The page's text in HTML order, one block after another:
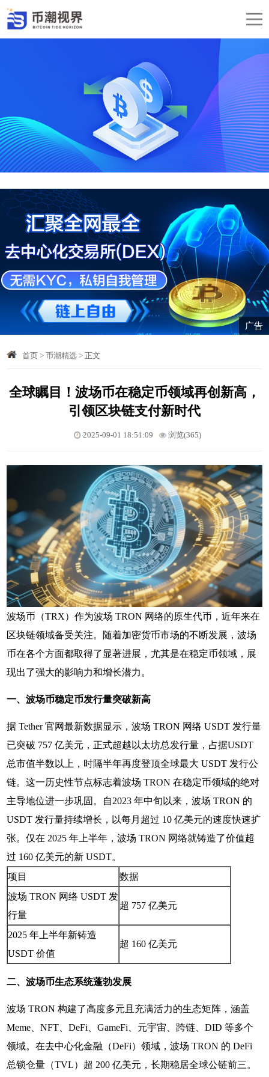
广告
首页> 币潮精选> 正文
全球瞩目！波场币在稳定币领域再创新高，
引领区块链支付新时代
2025-09-01 18:51:09 浏览(365)
波场币（TRX）作为波场 TRON 网络的原生代币，近年来在
区块链领域备受关注。随着加密货币市场的不断发展，波场
币在各个方面都取得了显著进展，尤其是在稳定币领域，展
现出了强大的影响力和增长潜力。
一、波场币稳定币发行量突破新高
据 Tether 官网最新数据显示，波场 TRON 网络 USDT 发行量
已突破 757 亿美元，正式超越以太坊总发行量，占据USDT
总市值半数以上，时隔半年再度登顶全球最大 USDT 发行公
链。这一历史性节点标志着波场 TRON 在稳定币领域的绝对
主导地位进一步巩固。自2023 年中旬以来，波场 TRON 的
USDT 发行量持续增长，以每月超过 10 亿美元的速度快速扩
张。仅在 2025 年上半年，波场 TRON 网络就铸造了价值超
过 160 亿美元的新 USDT。
项目
数据
波场 TRON 网络 USDT 发
行量
超 757 亿美元
2025 年上半年新铸造
USDT 价值
超 160 亿美元
二、波场币生态系统蓬勃发展
波场 TRON 构建了高度多元且充满活力的生态矩阵，涵盖
Meme、NFT、DeFi、GameFi、元宇宙、跨链、DID 等多个
领域。在去中心化金融（DeFi）领域，波场 TRON 的 DeFi
总锁仓量（TVL）超 200 亿美元，长期稳居全球公链前三。